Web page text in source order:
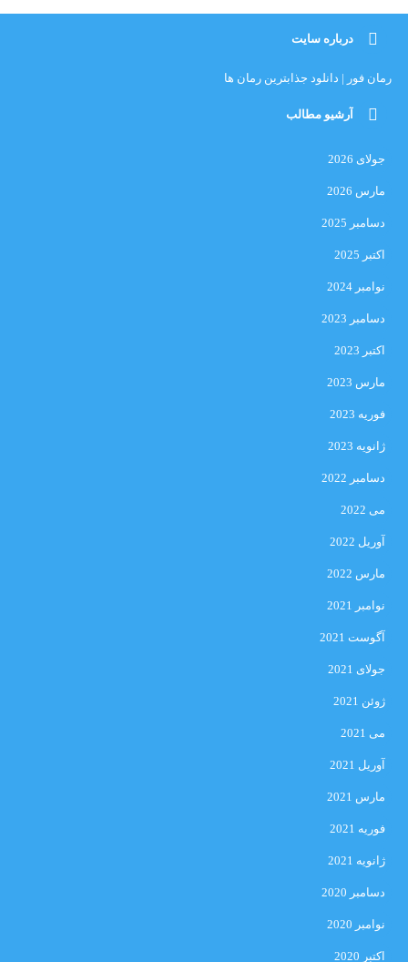
درباره سایت
رمان فور | دانلود جذابترین رمان ها
آرشیو مطالب
جولای 2026
مارس 2026
دسامبر 2025
اکتبر 2025
نوامبر 2024
دسامبر 2023
اکتبر 2023
مارس 2023
فوریه 2023
ژانویه 2023
دسامبر 2022
می 2022
آوریل 2022
مارس 2022
نوامبر 2021
آگوست 2021
جولای 2021
ژوئن 2021
می 2021
آوریل 2021
مارس 2021
فوریه 2021
ژانویه 2021
دسامبر 2020
نوامبر 2020
اکتبر 2020